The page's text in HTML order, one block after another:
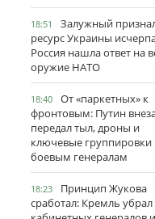
18:51
Залужный
ресурс Украины
Россия нашла ответ на
оружие НАТО
18:40
От «паркетных» к
фронтовым: Путин
передал тыл, дроны и
ключевые группировки
боевым генералам
18:23
Принцип Жукова
сработал: Кремль убрал